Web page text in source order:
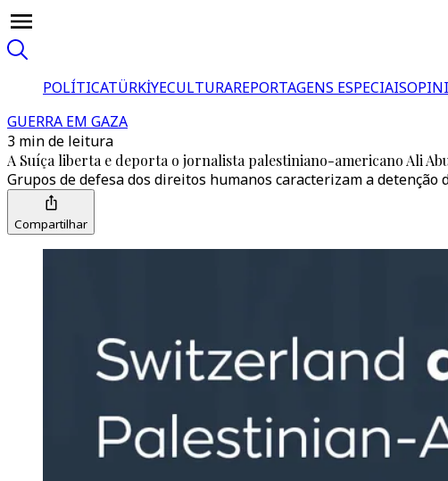
POLÍTICATÜRKİYECULTURAREPORTAGENS ESPECIAIS
GUERRA EM GAZA
3 min de leitura
A Suíça liberta e deporta o jornalista palestiniano-americano Ali
Grupos de defesa dos direitos humanos caracterizam a
Compartilhar